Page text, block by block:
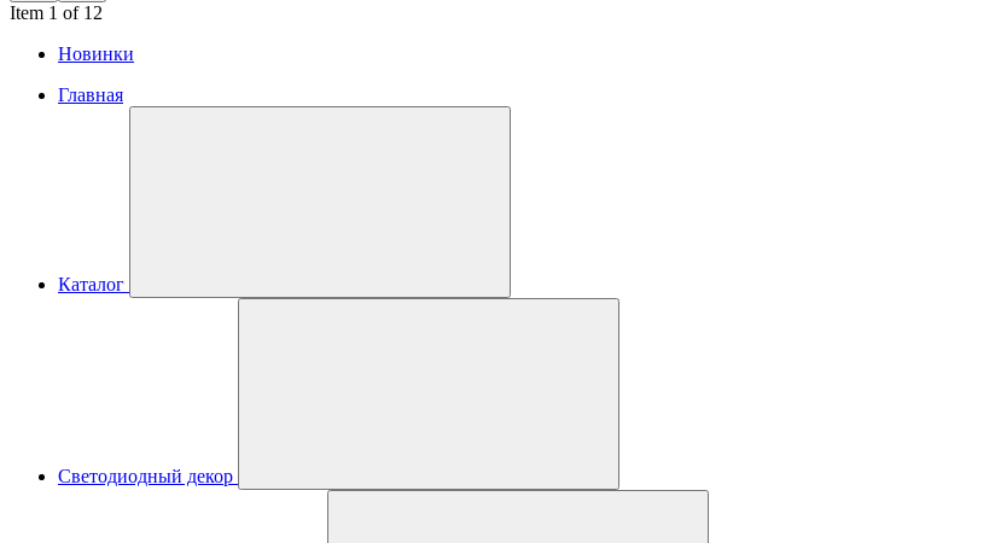
Item 1 of 12
Новинки
Главная
Каталог
Светодиодный декор